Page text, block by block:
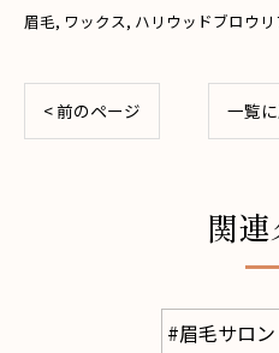
眉毛 ワックス ハリウッドブロウリ
< 前のページ 一覧
関
#眉毛サロン